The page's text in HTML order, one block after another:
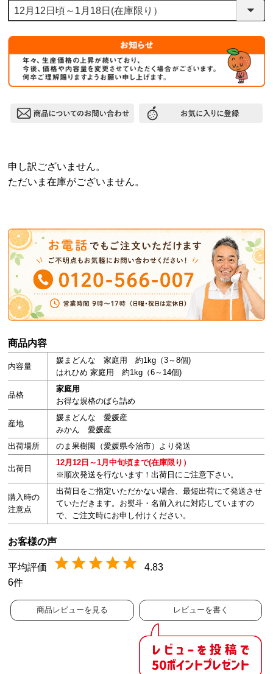
申し訳ございません。
ただいま在庫がございません。
商品内容
内容量
媛まどんな 家庭用 約1kg（3～8個)
はれひめ 家庭用 約1kg（6～14個)
品格
家庭用
お得な規格のばら詰め
産地
媛まどんな 愛媛産
みかん 愛媛産
出荷場所
のま果樹園（愛媛県今治市）より発送
出荷日
12月12日～1月中旬頃まで(在庫限り）
※順次発送を行ないます！出荷日にご注意下さい。
購入時の
注意点
出荷日をご指定いただかない場合、最短出荷にて発送させ
ていただきます。お熨斗・名前入れに対応していますの
で、ご注文時にお申し付けください。
4.83
6
商品レビューを見る レビューを書く